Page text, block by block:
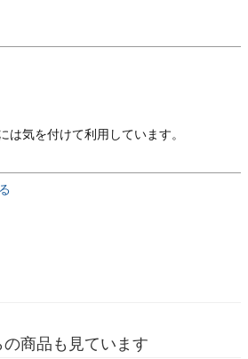
は気を付けて利用しています。
商品も見ています